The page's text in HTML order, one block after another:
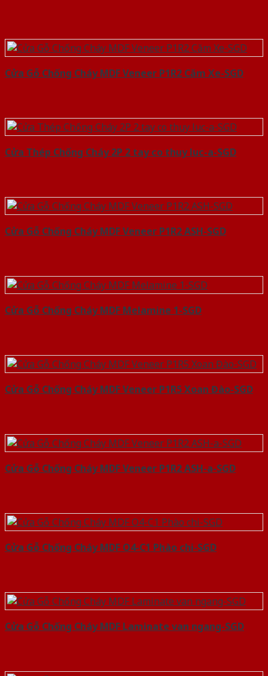
Cửa Gỗ Chống Cháy MDF Veneer P1R2 Căm Xe-SGD
Cửa Thép Chống Cháy 2P 2 tay co thuy luc-a-SGD
Cửa Gỗ Chống Cháy MDF Veneer P1R2 ASH-SGD
Cửa Gỗ Chống Cháy MDF Melamine 1-SGD
Cửa Gỗ Chống Cháy MDF Veneer P1R5 Xoan Đào-SGD
Cửa Gỗ Chống Cháy MDF Veneer P1R2 ASH-a-SGD
Cửa Gỗ Chống Cháy MDF O4-C1 Phào chi-SGD
Cửa Gỗ Chống Cháy MDF Laminate van ngang-SGD